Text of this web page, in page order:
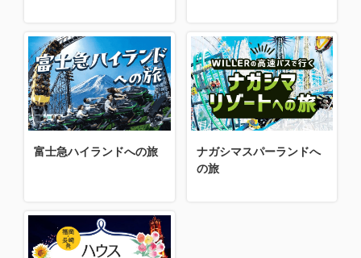
富士急ハイランドへの旅
ナガシマスパーランドへ
の旅